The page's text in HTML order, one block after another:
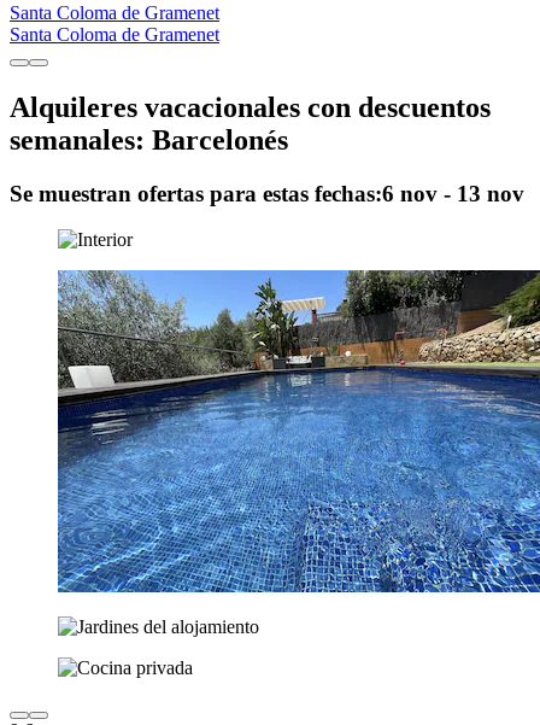
Santa Coloma de Gramenet
Santa Coloma de Gramenet
Alquileres vacacionales con descuentos
semanales: Barcelonés
Se muestran ofertas para estas fechas:6 nov - 13 nov